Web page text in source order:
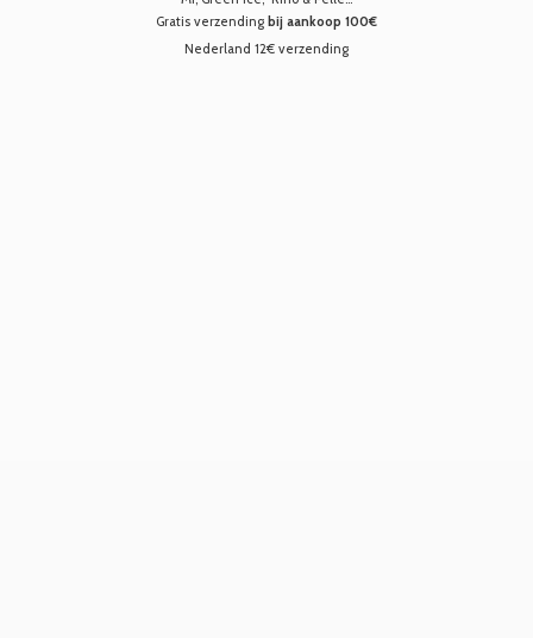
Gratis verzending bij aankoop 100€
Nederland 12€ verzending